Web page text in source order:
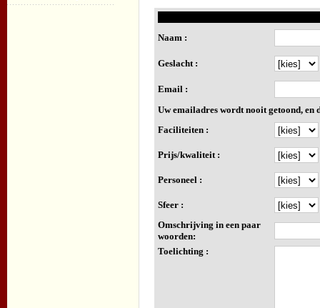
Naam :
Geslacht :
Email :
Uw emailadres wordt nooit getoond, en
Faciliteiten :
Prijs/kwaliteit :
Personeel :
Sfeer :
Omschrijving in een paar
woorden:
Toelichting :